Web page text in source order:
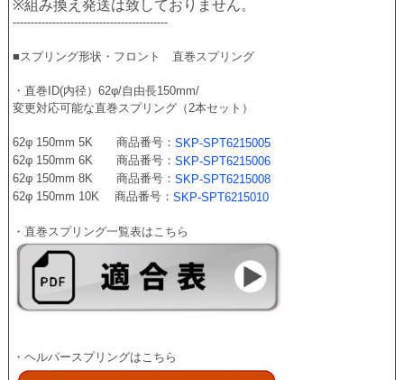
※組み換え発送は致しておりません。
-------------------------------------------
■スプリング形状・フロント　直巻スプリング
・直巻ID(内径）62φ/自由長150mm/
変更対応可能な直巻スプリング（2本セット）
62φ 150mm 5K　　商品番号： SKP-SPT6215005
62φ 150mm 6K　　商品番号： SKP-SPT6215006
62φ 150mm 8K　　商品番号： SKP-SPT6215008
62φ 150mm 10K　 商品番号： SKP-SPT6215010
・直巻スプリング一覧表はこちら